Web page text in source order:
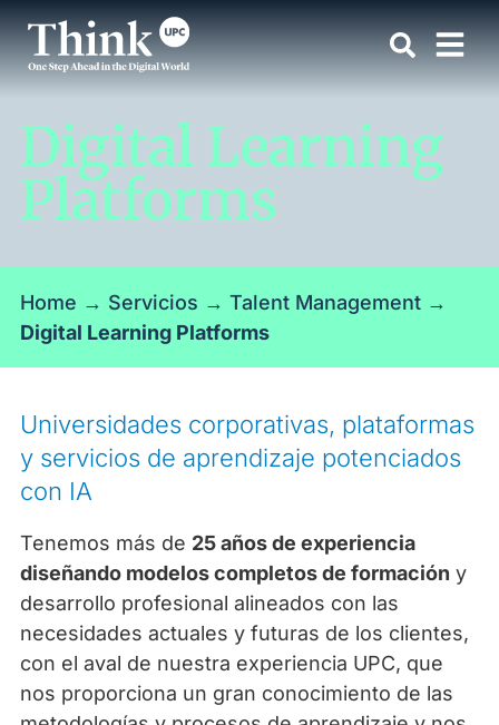
Digital Learning
Platforms
Home → Servicios → Talent Management →
Digital Learning Platforms
Universidades corporativas, plataformas
y servicios de aprendizaje potenciados
con IA
Tenemos más de 25 años de experiencia
diseñando modelos completos de formación y
desarrollo profesional alineados con las
necesidades actuales y futuras de los clientes,
con el aval de nuestra experiencia UPC, que
nos proporciona un gran conocimiento de las